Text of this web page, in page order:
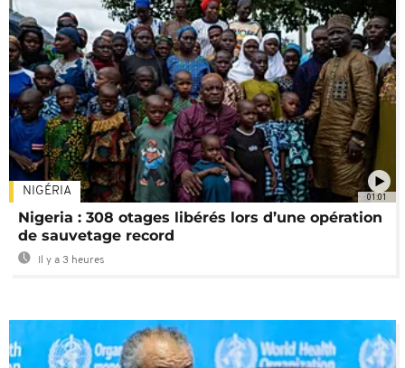
01:01
NIGÉRIA
Nigeria : 308 otages libérés lors d’une opération
de sauvetage record
Il y a 3 heures